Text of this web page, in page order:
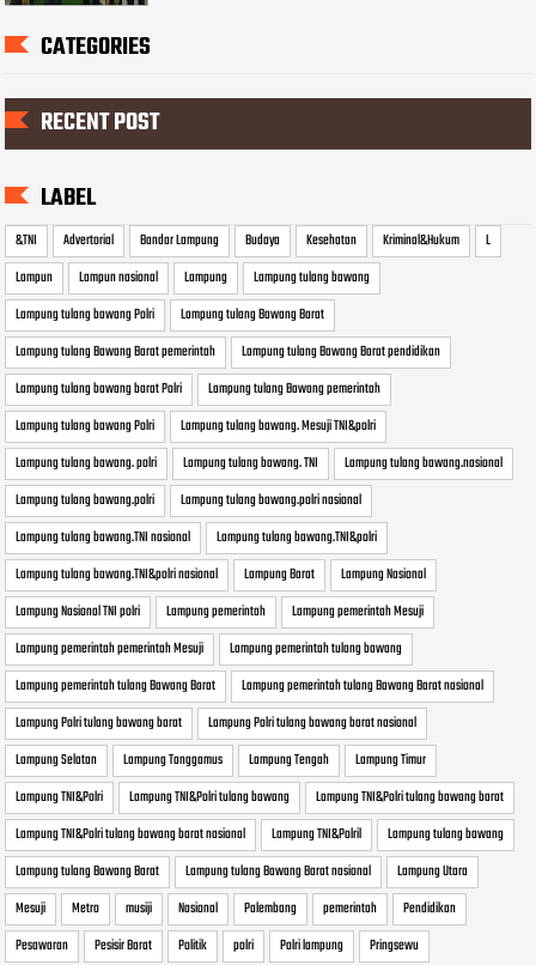
CATEGORIES
RECENT POST
LABEL
&TNI Advertorial Bandar Lampung Budaya Kesehatan Kriminal&Hukum
L
Lampun
Lampun nasional Lampung
Lampung tulang bawang
Lampung tulang bawang Polri
Lampung tulang Bawang Barat
Lampung tulang Bawang Barat pemerintah
Lampung tulang Bawang Barat pendidikan
Lampung tulang bawang barat Polri
Lampung tulang Bawang pemerintah
Lampung tulang bawang Polri
Lampung tulang bawang. Mesuji TNI&polri
Lampung tulang bawang. polri
Lampung tulang bawang. TNI
Lampung tulang bawang.nasional
Lampung tulang bawang.polri
Lampung tulang bawang.polri nasional
Lampung tulang bawang.TNI nasional
Lampung tulang bawang.TNI&polri
Lampung tulang bawang.TNI&polri nasional
Lampung Barat
Lampung Nasional
Lampung Nasional TNI polri
Lampung pemerintah
Lampung pemerintah Mesuji
Lampung pemerintah pemerintah Mesuji
Lampung pemerintah tulang bawang
Lampung pemerintah tulang Bawang Barat
Lampung pemerintah tulang Bawang Barat nasional
Lampung Polri tulang bawang barat
Lampung Polri tulang bawang barat nasional
Lampung Selatan
Lampung Tanggamus Lampung Tengah
Lampung Timur
Lampung TNI&Polri
Lampung TNI&Polri tulang bawang
Lampung TNI&Polri tulang bawang barat
Lampung TNI&Polri tulang bawang barat nasional
Lampung TNI&Polril
Lampung tulang bawang
Lampung tulang Bawang Barat
Lampung tulang Bawang Barat nasional
Lampung Utara
Mesuji
Metro musiji Nasional Palembang pemerintah
Pendidikan
Pesawaran
Pesisir Barat Politik polri Polri lampung Pringsewu